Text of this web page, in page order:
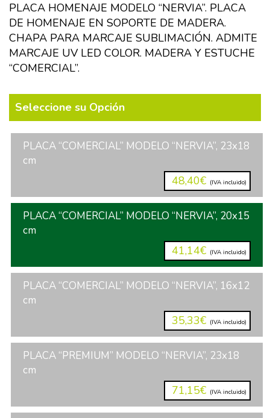
PLACA HOMENAJE MODELO “NERVIA”. PLACA
DE HOMENAJE EN SOPORTE DE MADERA.
CHAPA PARA MARCAJE SUBLIMACIÓN. ADMITE
MARCAJE UV LED COLOR. MADERA Y ESTUCHE
“COMERCIAL”.
Seleccione su Opción
PLACA “COMERCIAL” MODELO “NERVIA”, 23x18
cm
48,40€ (IVA incluido)
PLACA “COMERCIAL” MODELO “NERVIA”, 20x15
cm
41,14€ (IVA incluido)
PLACA “COMERCIAL” MODELO “NERVIA”, 16x12
cm
35,33€ (IVA incluido)
PLACA “PREMIUM” MODELO “NERVIA”, 23x18
cm
71,15€ (IVA incluido)